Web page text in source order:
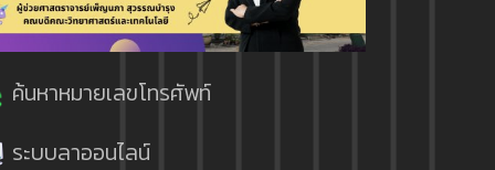
ค้นหาหมายเลขโทรศัพท์
ระบบลาออนไลน์